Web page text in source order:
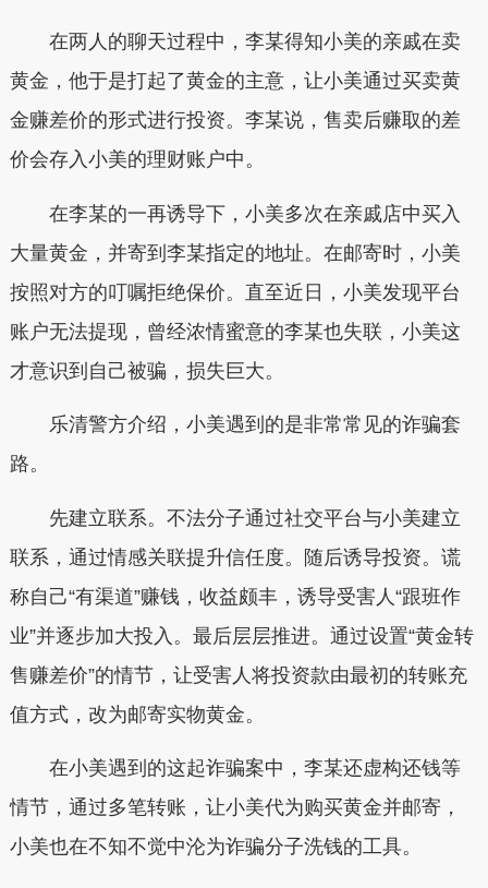
在两人的聊天过程中，李某得知小美的亲戚在卖
黄金，他于是打起了黄金的主意，让小美通过买卖黄
金赚差价的形式进行投资。李某说，售卖后赚取的差
价会存入小美的理财账户中。
在李某的一再诱导下，小美多次在亲戚店中买入
大量黄金，并寄到李某指定的地址。在邮寄时，小美
按照对方的叮嘱拒绝保价。直至近日，小美发现平台
账户无法提现，曾经浓情蜜意的李某也失联，小美这
才意识到自己被骗，损失巨大。
乐清警方介绍，小美遇到的是非常常见的诈骗套
路。
先建立联系。不法分子通过社交平台与小美建立
联系，通过情感关联提升信任度。随后诱导投资。谎
称自己“有渠道”赚钱，收益颇丰，诱导受害人“跟班作
业”并逐步加大投入。最后层层推进。通过设置“黄金转
售赚差价”的情节，让受害人将投资款由最初的转账充
值方式，改为邮寄实物黄金。
在小美遇到的这起诈骗案中，李某还虚构还钱等
情节，通过多笔转账，让小美代为购买黄金并邮寄，
小美也在不知不觉中沦为诈骗分子洗钱的工具。